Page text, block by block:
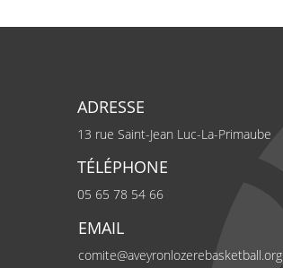
ADRESSE
13 rue Saint-Jean Luc-La-Primaube
TÉLÉPHONE
05 65 78 54 66
EMAIL
comite@aveyronlozerebasketball.org